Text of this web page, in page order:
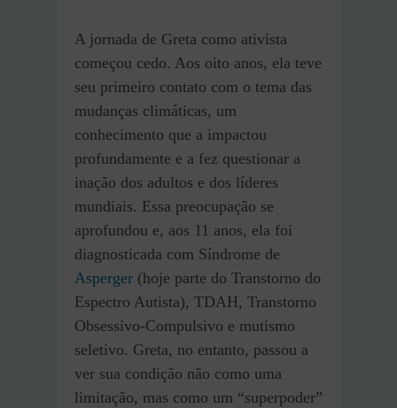
A jornada de Greta como ativista
começou cedo. Aos oito anos, ela teve
seu primeiro contato com o tema das
mudanças climáticas, um
conhecimento que a impactou
profundamente e a fez questionar a
inação dos adultos e dos líderes
mundiais. Essa preocupação se
aprofundou e, aos 11 anos, ela foi
diagnosticada com Síndrome de
Asperger (hoje parte do Transtorno do
Espectro Autista), TDAH, Transtorno
Obsessivo-Compulsivo e mutismo
seletivo. Greta, no entanto, passou a
ver sua condição não como uma
limitação, mas como um “superpoder”